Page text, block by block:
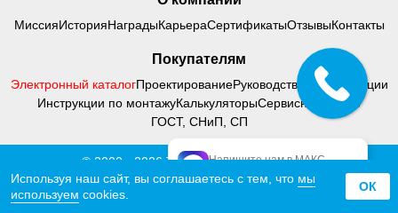
МиссияИсторияНаградыКарьераСертификатыОтзывыКонтакты
Покупателям
Электронный каталогПроектированиеРуководства по адаптации
Инструкции по монтажуКалькуляторыСервисный центр
ГОСТ, СНиП, СП
© 2000 - 2026 Тифлоцентр «Вертикаль»
Политика конфиденциальности
Напишите нам в МАКС
официальный МАКС
Используя наш сайт, вы соглашаетесь с тем, что мы
используем cookies.
ОК